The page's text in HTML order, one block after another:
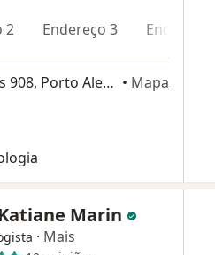
2 Endereço 3 Endereço 4
Rua Padre Chagas, 185 s 908, Porto Alegre • Mapa
Marin
· Mais